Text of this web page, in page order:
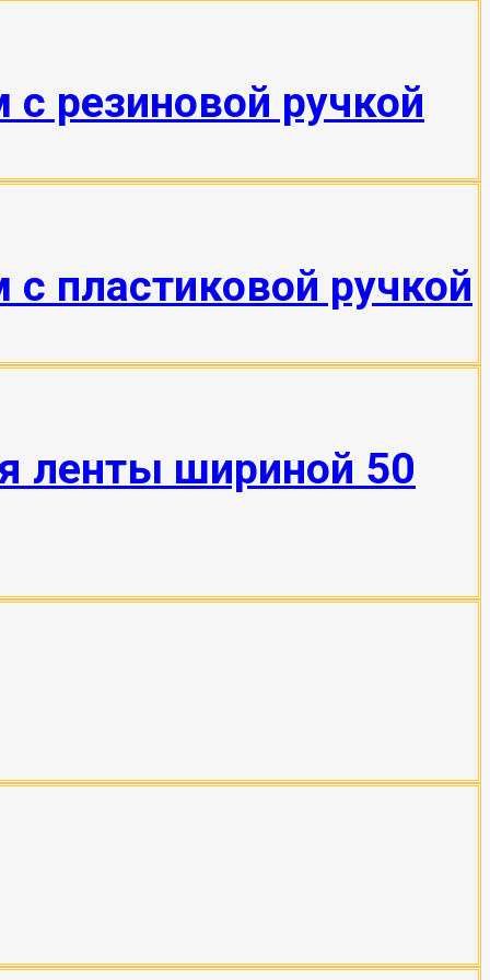
резиновой ручкой
пластиковой ручкой
ленты шириной 50